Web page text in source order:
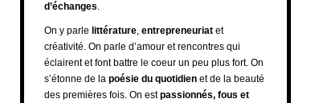
d’échanges.
On y parle littérature, entrepreneuriat et
créativité. On parle d’amour et rencontres qui
éclairent et font battre le coeur un peu plus fort. On
s’étonne de la poésie du quotidien et de la beauté
des premières fois. On estpassionnés, fous et